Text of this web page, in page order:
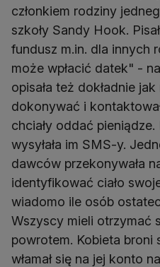
członkiem rodziny
szkoły Sandy Hook.
fundusz m.in. dla innych
może wpłacić datek" -
opisała też dokładnie
dokonywać i
chciały oddać pieniądze.
wysyłała im SMS-y.
dawców przekonywała
identyfikować ciało
wiadomo ile osób
Wszyscy mieli otrzymać
powrotem. Kobieta
włamał się na jej konto